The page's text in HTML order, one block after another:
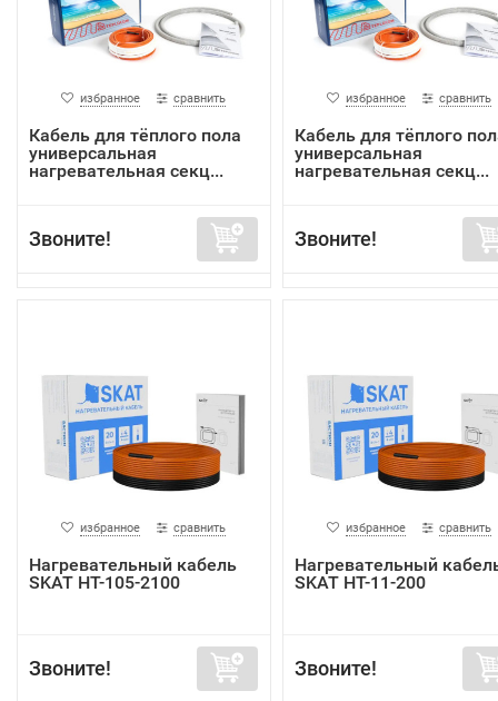
избранное сравнить
Кабель для тёплого пола
универсальная
нагревательная секц...
Звоните!
избранное сравнить
Кабель для тёплого
универсальная
нагревательная секц...
Звоните!
избранное сравнить
Нагревательный кабель
SKAT HT-105-2100
Звоните!
избранное сравнить
Нагревательный
SKAT HT-11-200
Звоните!